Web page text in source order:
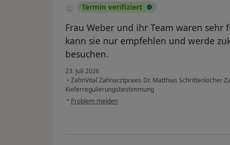
Termin verifiziert
Frau Weber und ihr Team waren
kann sie nur empfehlen und werde
besuchen.
23. Juli 2026
• ZahnVital Zahnarztpraxis Dr. Matthias Schrittenlocher
Kieferregulierungsbestimmung
• Problem melden